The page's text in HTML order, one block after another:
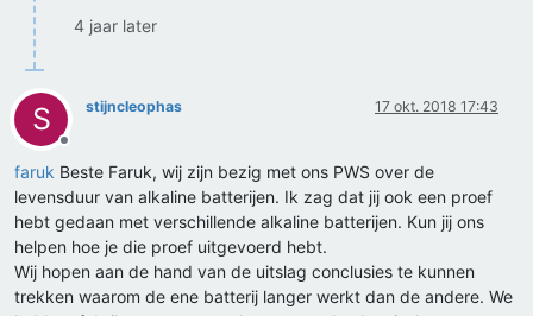
4 jaar later
S
Offline
stijncleophas 17 okt. 2018 17:43
faruk Beste Faruk, wij zijn bezig met ons PWS over de
levensduur van alkaline batterijen. Ik zag dat jij ook een proef
hebt gedaan met verschillende alkaline batterijen. Kun jij ons
helpen hoe je die proef uitgevoerd hebt.
Wij hopen aan de hand van de uitslag conclusies te kunnen
trekken waarom de ene batterij langer werkt dan de andere. We